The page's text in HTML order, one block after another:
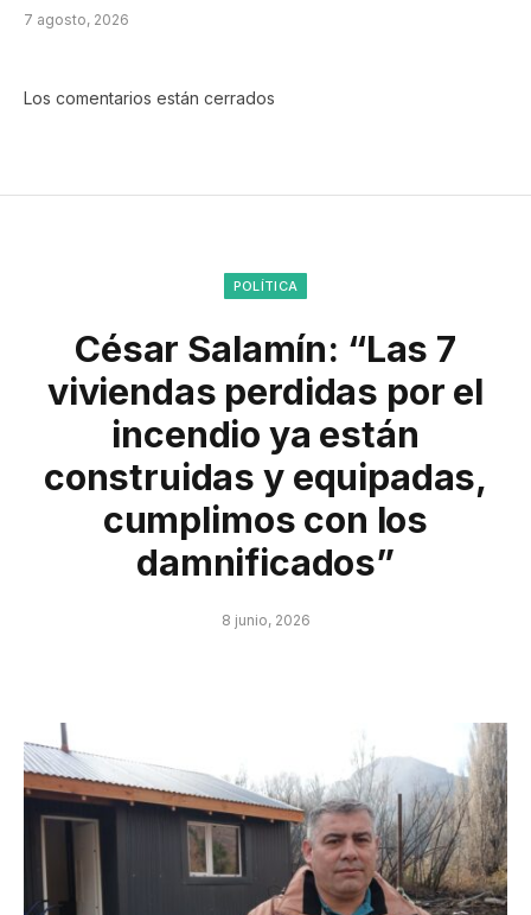
7 agosto, 2026
Los comentarios están cerrados
POLÍTICA
César Salamín: “Las 7
viviendas perdidas por el
incendio ya están
construidas y equipadas,
cumplimos con los
damnificados”
8 junio, 2026